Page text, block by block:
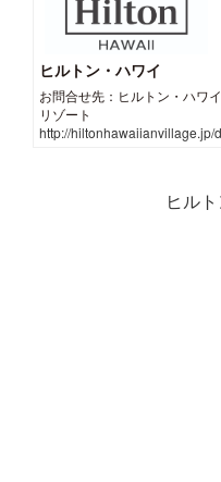
ヒルトン・ハワイ
お問合せ先：ヒルトン・ハワ
リゾート
http://hiltonhawaiianvillage.jp/
ヒル